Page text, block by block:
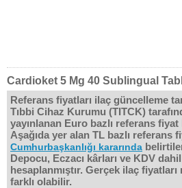
Cardioket 5 Mg 40 Sublingual
Referans fiyatları ilaç güncelleme
Tıbbi Cihaz Kurumu (TITCK)
yayınlanan Euro bazlı referans fiyat
Aşağıda yer alan TL bazlı referans
Cumhurbaşkanlığı kararında
Depocu, Eczacı kârları ve KDV
hesaplanmıştır. Gerçek ilaç
farklı olabilir.